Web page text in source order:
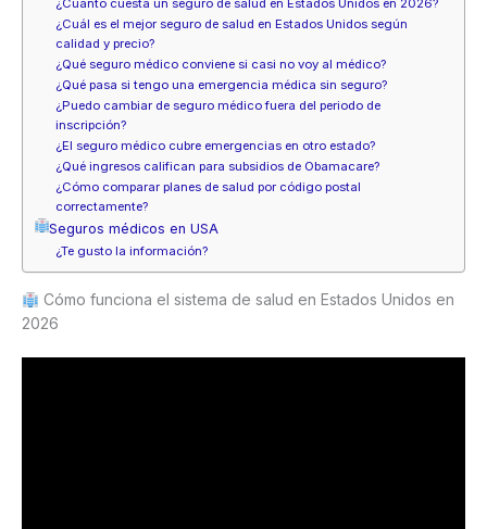
¿Cuál es el mejor seguro de salud en Estados Unidos según
calidad y precio?
¿Qué seguro médico conviene si casi no voy al médico?
¿Qué pasa si tengo una emergencia médica sin seguro?
¿Puedo cambiar de seguro médico fuera del periodo de
inscripción?
¿El seguro médico cubre emergencias en otro estado?
¿Qué ingresos califican para subsidios de Obamacare?
¿Cómo comparar planes de salud por código postal
correctamente?
Seguros médicos en USA
¿Te gusto la información?
Cómo funciona el sistema de salud en Estados Unidos en
2026